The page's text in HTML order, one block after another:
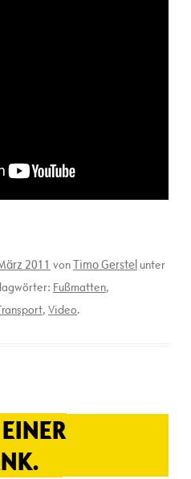
2011 vonTimo Gerstel unter
Fußmatten,
, Video.